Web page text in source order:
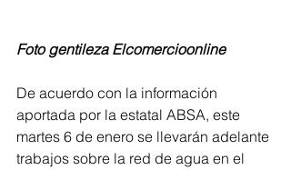
Foto gentileza Elcomercioonline
De acuerdo con la información
aportada por la estatal ABSA, este
martes 6 de enero se llevarán adelante
trabajos sobre la red de agua en el